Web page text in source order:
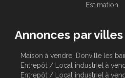
Estimation
Annonces par villes
Maison à vendre, Donville les
Entrepôt / Local industriel à
Entrepôt / Local industriel à